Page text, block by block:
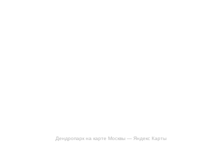
Дендропарк на карте Москвы — Яндекс Карты